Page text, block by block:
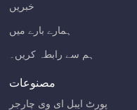
خبریں
ہمارے بارے میں
ہم سے رابطہ کریں۔
مصنوعات
پورٹ ایبل ای وی چارجر